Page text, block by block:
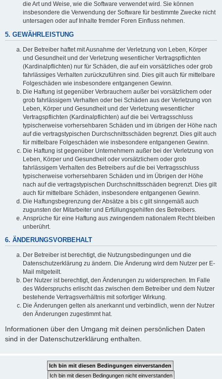
die Art und Weise, wie die Software verwendet wird. Sie können
insbesondere die Verwendung der Software für bestimmte Zwecke nicht
untersagen oder auf Inhalte fremder Foren Einfluss nehmen.
5. GEWÄHRLEISTUNG
Der Betreiber haftet mit Ausnahme der Verletzung von Leben, Körper
und Gesundheit und der Verletzung wesentlicher Vertragspflichten
(Kardinalpflichten) nur für Schäden, die auf ein vorsätzliches oder grob
fahrlässiges Verhalten zurückzuführen sind. Dies gilt auch für mittelbare
Folgeschäden wie insbesondere entgangenen Gewinn.
Die Haftung ist gegenüber Verbrauchern außer bei vorsätzlichem oder
grob fahrlässigem Verhalten oder bei Schäden aus der Verletzung von
Leben, Körper und Gesundheit und der Verletzung wesentlicher
Vertragspflichten (Kardinalpflichten) auf die bei Vertragsschluss
typischerweise vorhersehbaren Schäden und im übrigen der Höhe nach
auf die vertragstypischen Durchschnittsschäden begrenzt. Dies gilt auch
für mittelbare Folgeschäden wie insbesondere entgangenen Gewinn.
Die Haftung ist gegenüber Unternehmern außer bei der Verletzung von
Leben, Körper und Gesundheit oder vorsätzlichem oder grob
fahrlässigem Verhalten des Betreibers auf die bei Vertragsschluss
typischerweise vorhersehbaren Schäden und im Übrigen der Höhe
nach auf die vertragstypischen Durchschnittsschäden begrenzt. Dies gilt
auch für mittelbare Schäden, insbesondere entgangenen Gewinn.
Die Haftungsbegrenzung der Absätze a bis c gilt sinngemäß auch
zugunsten der Mitarbeiter und Erfüllungsgehilfen des Betreibers.
Ansprüche für eine Haftung aus zwingendem nationalem Recht bleiben
unberührt.
6. ÄNDERUNGSVORBEHALT
Der Betreiber ist berechtigt, die Nutzungsbedingungen und die
Datenschutzerklärung zu ändern. Die Änderung wird dem Nutzer per E-
Mail mitgeteilt.
Der Nutzer ist berechtigt, den Änderungen zu widersprechen. Im Falle
des Widerspruchs erlischt das zwischen dem Betreiber und dem Nutzer
bestehende Vertragsverhältnis mit sofortiger Wirkung.
Die Änderungen gelten als anerkannt und verbindlich, wenn der Nutzer
den Änderungen zugestimmt hat.
Informationen über den Umgang mit deinen persönlichen Daten
sind in der Datenschutzerklärung enthalten.